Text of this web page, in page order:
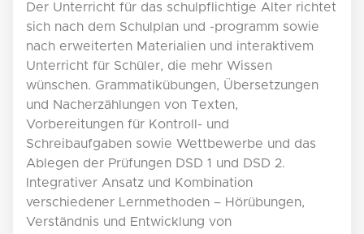
Der Unterricht für das schulpflichtige Alter richtet
sich nach dem Schulplan und -programm sowie
nach erweiterten Materialien und interaktivem
Unterricht für Schüler, die mehr Wissen
wünschen. Grammatikübungen, Übersetzungen
und Nacherzählungen von Texten,
Vorbereitungen für Kontroll- und
Schreibaufgaben sowie Wettbewerbe und das
Ablegen der Prüfungen DSD 1 und DSD 2.
Integrativer Ansatz und Kombination
verschiedener Lernmethoden – Hörübungen,
Verständnis und Entwicklung von